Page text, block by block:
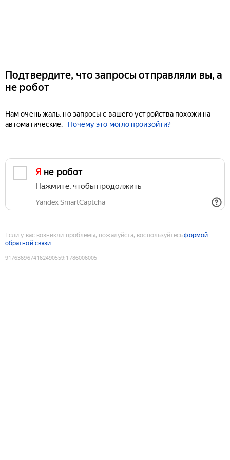
Подтвердите, что запросы отправляли вы, а
не робот
Нам очень жаль, но запросы с вашего устройства похожи на
автоматические.
Почему это могло произойти?
Я не робот
Нажмите, чтобы продолжить
Yandex SmartCaptcha
Если у вас возникли проблемы, пожалуйста, воспользуйтесьформой
обратной связи
9176369674162490559:1786006005